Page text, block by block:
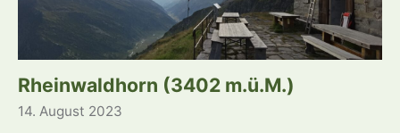
Rheinwaldhorn (3402 m.ü.M.)
14. August 2023